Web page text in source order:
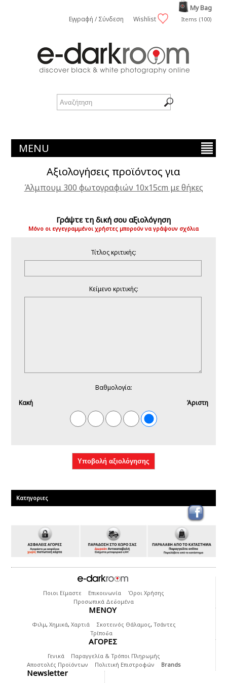
Εγγραφή / Σύνδεση Wishlist
My Bag
Items (100)
MENU
Αξιολογήσεις προϊόντος για
Άλμπουμ 300 φωτογραφιών 10x15cm με θήκες
Γράψτε τη δική σου αξιολόγηση
Μόνο οι εγγεγραμμένοι χρήστες μπορούν να γράψουν σχόλια
Τίτλος κριτικής:
Κείμενο κριτικής:
Βαθμολογία:
Κακή
Άριστη
Κατηγοριες
Ποιοι Είμαστε Επικοινωνία
Όροι Χρήσης
Προσωπικά Δεδομένα
ΜΕΝΟΥ
Φιλμ, Χημικά, Χαρτιά Σκοτεινός Θάλαμος, Τσάντες
Τρίποδα
ΑΓΟΡΕΣ
Γενικά
Παραγγελία & Τρόποι Πληρωμής
Αποστολές Προϊόντων
Πολιτική Επιστροφών Brands
Newsletter